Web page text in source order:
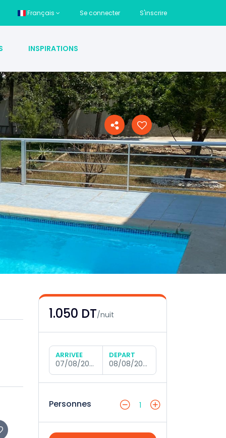
Français Se connecter S'inscrire
INSPIRATIONS
1.050 DT/nuit
ARRIVÉE
07/08/2026
DÉPART
08/08/2026
Personnes 1